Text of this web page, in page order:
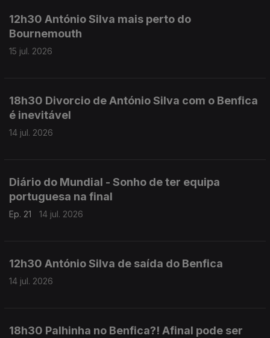
12h30 António Silva mais perto do
Bournemouth
15 jul. 2026
18h30 Divorcio de António Silva com o Benfica
é inevitável
14 jul. 2026
Diário do Mundial - Sonho de ter equipa
portuguesa na final
Ep. 21 14 jul. 2026
12h30 António Silva de saída do Benfica
14 jul. 2026
18h30 Palhinha no Benfica?! Afinal pode ser